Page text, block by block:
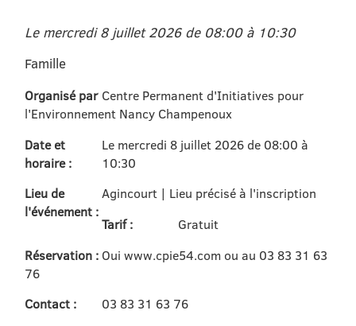
Le mercredi 8 juillet 2026 de 08:00 à 10:30
Famille
Organisé par Centre Permanent d'Initiatives pour
l'Environnement Nancy Champenoux
Date et
horaire :
Le mercredi 8 juillet 2026 de 08:00 à
10:30
Lieu de
l'événement :
Agincourt | Lieu précisé à l'inscription
Tarif :
Gratuit
Réservation : Oui www.cpie54.com ou au 03 83 31 63
76
Contact :
03 83 31 63 76